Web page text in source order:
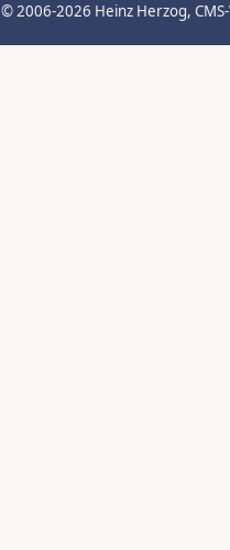
© 2006-2026 Heinz Herzog,